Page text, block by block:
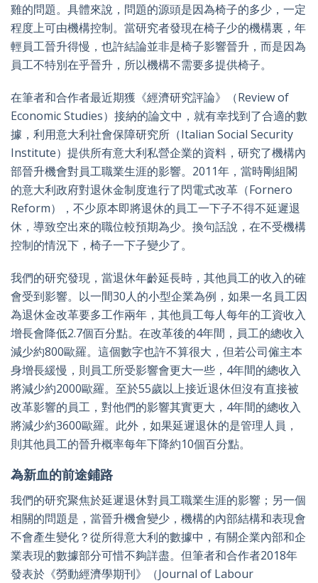
雞的問題。具體來說，問題的源頭是因為椅子的多少，一定
程度上可由機構控制。當研究者發現在椅子少的機構裏，年
輕員工晉升得慢，也許結論並非是椅子影響晉升，而是因為
員工不特別在乎晉升，所以機構不需要多提供椅子。
在筆者和合作者最近期獲《經濟研究評論》（Review of
Economic Studies）接納的論文中，就有幸找到了合適的數
據，利用意大利社會保障研究所（Italian Social Security
Institute）提供所有意大利私營企業的資料，研究了機構內
部晉升機會對員工職業生涯的影響。2011年，當時剛組閣
的意大利政府對退休金制度進行了閃電式改革（Fornero
Reform），不少原本即將退休的員工一下子不得不延遲退
休，導致空出來的職位較預期為少。換句話說，在不受機構
控制的情況下，椅子一下子變少了。
我們的研究發現，當退休年齡延長時，其他員工的收入的確
會受到影響。以一間30人的小型企業為例，如果一名員工因
為退休金改革要多工作兩年，其他員工每人每年的工資收入
增長會降低2.7個百分點。在改革後的4年間，員工的總收入
減少約800歐羅。這個數字也許不算很大，但若公司僱主本
身增長緩慢，則員工所受影響會更大一些，4年間的總收入
將減少約2000歐羅。至於55歲以上接近退休但沒有直接被
改革影響的員工，對他們的影響其實更大，4年間的總收入
將減少約3600歐羅。此外，如果延遲退休的是管理人員，
則其他員工的晉升概率每年下降約10個百分點。
為新血的前途鋪路
我們的研究聚焦於延遲退休對員工職業生涯的影響；另一個
相關的問題是，當晉升機會變少，機構的內部結構和表現會
不會產生變化？從所得意大利的數據中，有關企業內部和企
業表現的數據部分可惜不夠詳盡。但筆者和合作者2018年
發表於《勞動經濟學期刊》（Journal of Labour